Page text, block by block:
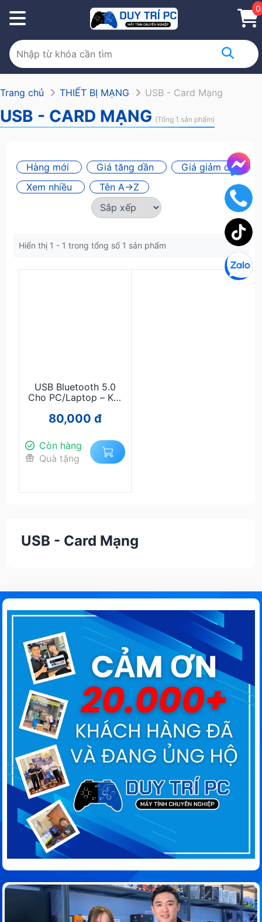
0
Trang chủ THIẾT BỊ MẠNG USB - Card Mạng
USB - CARD MẠNG (Tổng 1 sản phẩm)
Hàng mới Giá tăng dần
Giá giảm dần
Xem nhiều
Tên A->Z
Hiển thị 1 - 1 trong tổng số 1 sản phẩm
USB Bluetooth 5.0
Cho PC/Laptop – Kết
Nhanh, Ổn Định, Cắm
Là Dùng
80,000 đ
Còn hàng
Quà tặng
USB - Card Mạng